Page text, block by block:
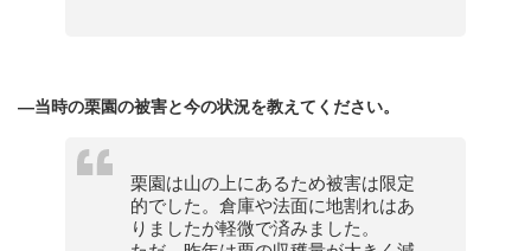
—当時の栗園の被害と今の状況を教えてください。
栗園は山の上にあるため被害は限定
的でした。倉庫や法面に地割れはあ
りましたが軽微で済みました。